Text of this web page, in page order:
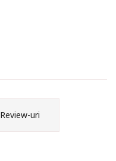
Review-uri